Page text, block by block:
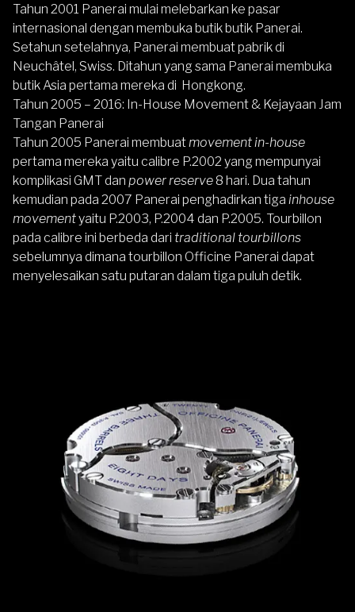
Tahun 2001 Panerai mulai melebarkan ke pasar
internasional dengan membuka butik butik Panerai.
Setahun setelahnya, Panerai membuat pabrik di
Neuchâtel, Swiss. Ditahun yang sama Panerai membuka
butik Asia pertama mereka di Hongkong.
Tahun 2005 – 2016: In-House Movement & Kejayaan Jam
Tangan Panerai
Tahun 2005 Panerai membuat movement in-house
pertama mereka yaitu calibre P.2002 yang mempunyai
komplikasi GMT dan power reserve8 hari. Dua tahun
kemudian pada 2007 Panerai penghadirkan tiga inhouse
movementyaitu P.2003, P.2004 dan P.2005. Tourbillon
pada calibre ini berbeda dari traditional tourbillons
sebelumnya dimana tourbillon Officine Panerai dapat
menyelesaikan satu putaran dalam tiga puluh detik.